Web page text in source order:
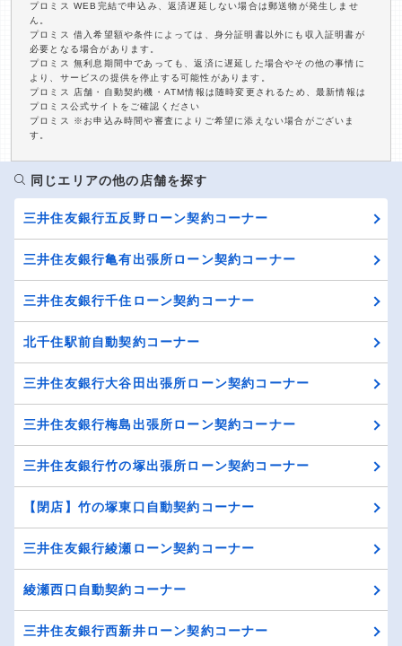
プロミス WEB完結で申込み、返済遅延しない場合は郵送物が発生しませ
ん。
プロミス 借入希望額や条件によっては、身分証明書以外にも収入証明書が
必要となる場合があります。
プロミス 無利息期間中であっても、返済に遅延した場合やその他の事情に
より、サービスの提供を停止する可能性があります。
プロミス 店舗・自動契約機・ATM情報は随時変更されるため、最新情報は
プロミス公式サイトをご確認ください
プロミス ※お申込み時間や審査によりご希望に添えない場合がございま
す。
同じエリアの他の店舗を探す
三井住友銀行五反野ローン契約コーナー
三井住友銀行亀有出張所ローン契約コーナー
三井住友銀行千住ローン契約コーナー
北千住駅前自動契約コーナー
三井住友銀行大谷田出張所ローン契約コーナー
三井住友銀行梅島出張所ローン契約コーナー
三井住友銀行竹の塚出張所ローン契約コーナー
【閉店】竹の塚東口自動契約コーナー
三井住友銀行綾瀬ローン契約コーナー
綾瀬西口自動契約コーナー
三井住友銀行西新井ローン契約コーナー